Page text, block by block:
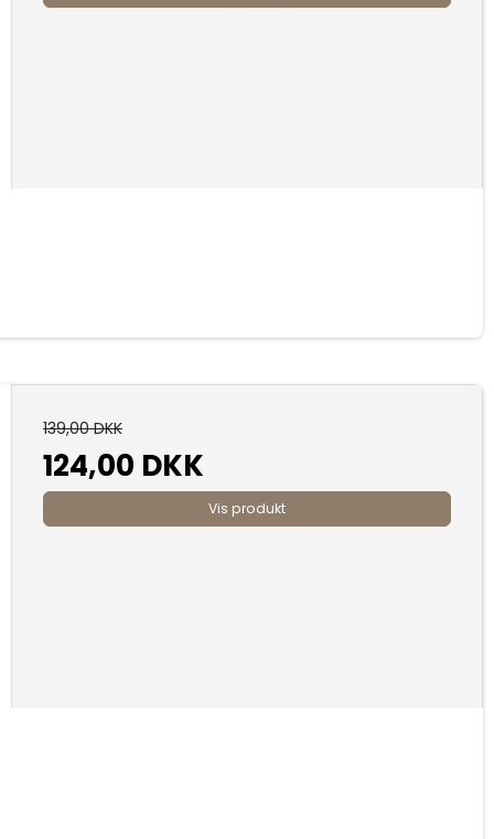
139,00 DKK
124,00 DKK
Vis produkt